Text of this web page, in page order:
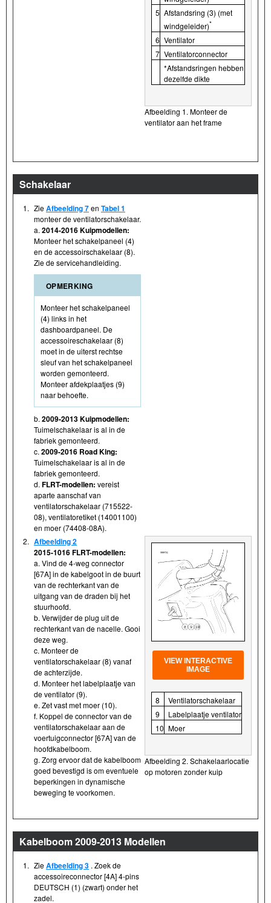
5 Afstandsring (3) (met
windgeleider)*
6 Ventilator
7 Ventilatorconnector
*Afstandsringen hebben
dezelfde dikte
Afbeelding 1. Monteer de
ventilator aan het frame
Schakelaar
1. ZieAfbeelding 7en Tabel 1
monteer de ventilatorschakelaar.
a. 2014-2016 Kuipmodellen:
Monteer het schakelpaneel (4)
en de accessoirschakelaar (8).
Zie de servicehandleiding.
OPMERKING
Monteer het schakelpaneel
(4) links in het
dashboardpaneel. De
accessoireschakelaar (8)
moet in de uiterst rechtse
sleuf van het schakelpaneel
worden gemonteerd.
Monteer afdekplaatjes (9)
naar behoefte.
b. 2009-2013 Kuipmodellen:
Tuimelschakelaar is al in de
fabriek gemonteerd.
c. 2009-2016 Road King:
Tuimelschakelaar is al in de
fabriek gemonteerd.
d. FLRT-modellen: vereist
aparte aanschaf van
ventilatorschakelaar (715522-
08), ventilatoretiket (14001100)
en moer (74408-08A).
2. Afbeelding 2
2015-1016 FLRT-modellen:
a. Vind de 4-weg connector
[67A] in de kabelgoot in de buurt
van de rechterkant van de
uitgang van de draden bij het
stuurhoofd.
b. Verwijder de plug uit de
rechterkant van de nacelle. Gooi
deze weg.
c. Monteer de
ventilatorschakelaar (8) vanaf
de achterzijde.
d. Monteer het labelplaatje van
de ventilator (9).
e. Zet vast met moer (10).
f. Koppel de connector van de
ventilatorschakelaar aan de
voertuigconnector [67A] van de
hoofdkabelboom.
g. Zorg ervoor dat de kabelboom
goed bevestigd is om eventuele
beperkingen in dynamische
beweging te voorkomen.
VIEW INTERACTIVE
IMAGE
8
Ventilatorschakelaar
9
Labelplaatje ventilator
10 Moer
Afbeelding 2. Schakelaarlocatie
op motoren zonder kuip
Kabelboom 2009-2013 Modellen
1. ZieAfbeelding 3 . Zoek de
accessoireconnector [4A] 4-pins
DEUTSCH (1) (zwart) onder het
zadel.